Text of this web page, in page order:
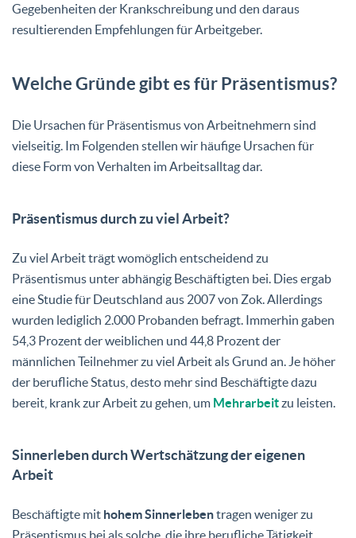
Gegebenheiten der Krankschreibung und den daraus
resultierenden Empfehlungen für Arbeitgeber.
Welche Gründe gibt es für Präsentismus?
Die Ursachen für Präsentismus von Arbeitnehmern sind
vielseitig. Im Folgenden stellen wir häufige Ursachen für
diese Form von Verhalten im Arbeitsalltag dar.
Präsentismus durch zu viel Arbeit?
Zu viel Arbeit trägt womöglich entscheidend zu
Präsentismus unter abhängig Beschäftigten bei. Dies ergab
eine Studie für Deutschland aus 2007 von Zok. Allerdings
wurden lediglich 2.000 Probanden befragt. Immerhin gaben
54,3 Prozent der weiblichen und 44,8 Prozent der
männlichen Teilnehmer zu viel Arbeit als Grund an. Je höher
der berufliche Status, desto mehr sind Beschäftigte dazu
bereit, krank zur Arbeit zu gehen, um Mehrarbeitzu leisten.
Sinnerleben durch Wertschätzung der eigenen
Arbeit
Beschäftigte mit hohem Sinnerlebentragen weniger zu
Präsentismus bei als solche, die ihre berufliche Tätigkeit